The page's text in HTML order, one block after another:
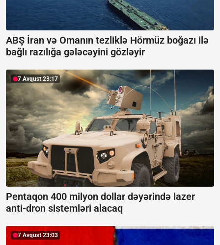
ABŞ İran və Omanın tezliklə Hörmüz boğazı ilə
bağlı razılığa gələcəyini gözləyir
7 Avqust 23:17
Pentaqon 400 milyon dollar dəyərində lazer
anti-dron sistemləri alacaq
7 Avqust 23:03